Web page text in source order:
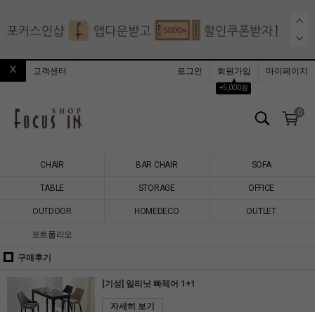
고객센터 로그인
회원가입
▲
+5,000원
마이페이지
0
CHAIR BAR CHAIR SOFA
TABLE STORAGE OFFICE
OUTDOOR HOMEDECO OUTLET
포트폴리오
구매후기
[기성] 일리닛 빠체어 1+1
자세히 보기